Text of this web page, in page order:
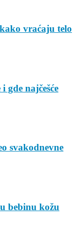
vraćaju telo
gde najčešće
svakodnevne
bebinu kožu